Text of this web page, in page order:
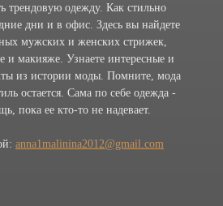
трендовую одежду. Как стильно
дни и в офис. Здесь вы найдете
мужских и женских стрижек,
и макияже. Узнаете интересные и
из истории моды. Помните, мода
остается. Сама по себе одежда -
пока ее кто-то не надевает.
anna1malinina2012@gmail.com